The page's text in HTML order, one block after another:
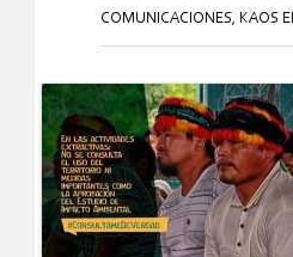
COMUNICACIONES, KAOS